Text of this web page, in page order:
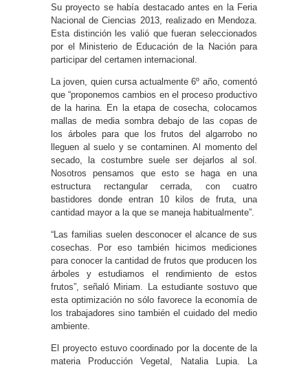
Su proyecto se había destacado antes en la Feria
Nacional de Ciencias 2013, realizado en Mendoza.
Esta distinción les valió que fueran seleccionados
por el Ministerio de Educación de la Nación para
participar del certamen internacional.
La joven, quien cursa actualmente 6º año, comentó
que “proponemos cambios en el proceso productivo
de la harina. En la etapa de cosecha, colocamos
mallas de media sombra debajo de las copas de
los árboles para que los frutos del algarrobo no
lleguen al suelo y se contaminen. Al momento del
secado, la costumbre suele ser dejarlos al sol.
Nosotros pensamos que esto se haga en una
estructura rectangular cerrada, con cuatro
bastidores donde entran 10 kilos de fruta, una
cantidad mayor a la que se maneja habitualmente”.
“Las familias suelen desconocer el alcance de sus
cosechas. Por eso también hicimos mediciones
para conocer la cantidad de frutos que producen los
árboles y estudiamos el rendimiento de estos
frutos”, señaló Miriam. La estudiante sostuvo que
esta optimización no sólo favorece la economía de
los trabajadores sino también el cuidado del medio
ambiente.
El proyecto estuvo coordinado por la docente de la
materia Producción Vegetal, Natalia Lupia. La